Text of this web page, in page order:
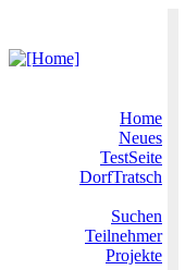
Home
Neues
TestSeite
DorfTratsch
Suchen
Teilnehmer
Projekte